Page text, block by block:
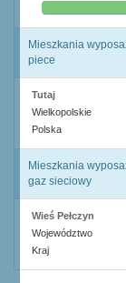
0,0%
Mieszkania
piece
Tutaj
Wielkopolskie
Polska
Mieszkania
gaz sieciowy
Wieś Pełczyn
Województwo
Kraj